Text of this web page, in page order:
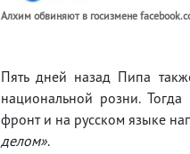
Алхим обвиняют в госизмене
Пять дней назад Пипа
национальной розни.
фронт и на русском языке
делом».